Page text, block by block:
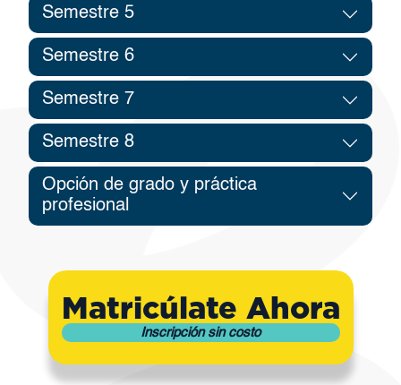
Semestre 5
Semestre 6
Semestre 7
Semestre 8
Opción de grado y práctica
profesional
Matricúlate Ahora
Inscripción sin costo